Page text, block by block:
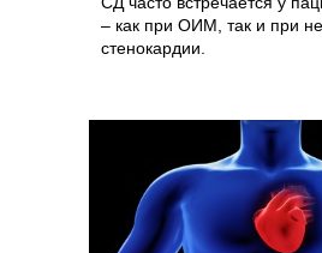
– как при ОИМ, так и при
стенокардии.